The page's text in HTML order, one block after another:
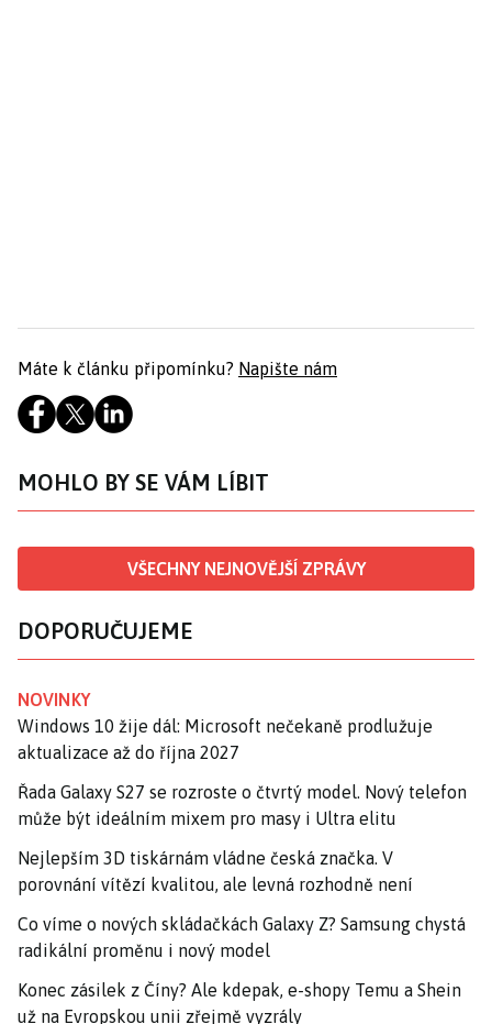
Máte k článku připomínku? Napište nám
MOHLO BY SE VÁM LÍBIT
VŠECHNY NEJNOVĚJŠÍ ZPRÁVY
DOPORUČUJEME
NOVINKY
Windows 10 žije dál: Microsoft nečekaně prodlužuje
aktualizace až do října 2027
Řada Galaxy S27 se rozroste o čtvrtý model. Nový telefon
může být ideálním mixem pro masy i Ultra elitu
Nejlepším 3D tiskárnám vládne česká značka. V
porovnání vítězí kvalitou, ale levná rozhodně není
Co víme o nových skládačkách Galaxy Z? Samsung chystá
radikální proměnu i nový model
Konec zásilek z Číny? Ale kdepak, e-shopy Temu a Shein
už na Evropskou unii zřejmě vyzrály